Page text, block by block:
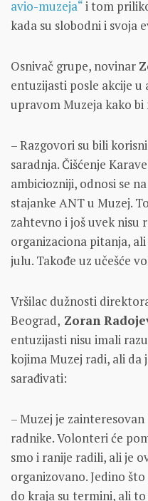
avio-muzeja“i tom
kada su slobodni i svoja
Osnivač grupe, novinar
entuzijasti posle akcije u
upravom Muzeja kako
– Razgovori su bili
saradnja. Čišćenje
ambiciozniji, odnosi se
stajanke ANT u Muzej.
zahtevno i još uvek nisu
organizaciona pitanja,
julu. Takođe uz učešće
Vršilac dužnosti
Beograd, Zoran
entuzijasti nisu imali
kojima Muzej radi, ali da
sarađivati:
– Muzej je
radnike. Volonteri će
smo i ranije radili, ali je
organizovano. Jedino
do kraja su termini, ali